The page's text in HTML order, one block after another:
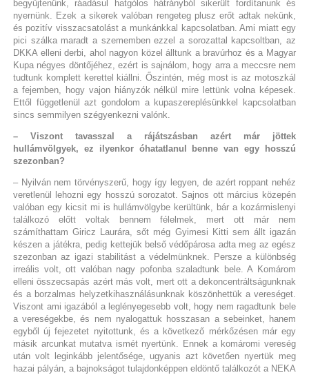
begyűjtenünk, ráadásul hatgólos hátrányból sikerült fordítanunk és
nyernünk. Ezek a sikerek valóban rengeteg plusz erőt adtak nekünk,
és pozitív visszacsatolást a munkánkkal kapcsolatban. Ami miatt egy
pici szálka maradt a szememben ezzel a sorozattal kapcsoltban, az
DKKA elleni derbi, ahol nagyon közel álltunk a bravúrhoz és a Magyar
Kupa négyes döntőjéhez, ezért is sajnálom, hogy arra a meccsre nem
tudtunk komplett kerettel kiállni. Őszintén, még most is az motoszkál
a fejemben, hogy vajon hiányzók nélkül mire lettünk volna képesek.
Ettől függetlenül azt gondolom a kupaszereplésünkkel kapcsolatban
sincs semmilyen szégyenkezni valónk.
– Viszont tavasszal a rájátszásban azért már jöttek
hullámvölgyek, ez ilyenkor óhatatlanul benne van egy hosszú
szezonban?
– Nyilván nem törvényszerű, hogy így legyen, de azért roppant nehéz
veretlenül lehozni egy hosszú sorozatot. Sajnos ott március közepén
valóban egy kicsit mi is hullámvölgybe kerültünk, bár a kozármislenyi
találkozó előtt voltak bennem félelmek, mert ott már nem
számíthattam Giricz Laurára, sőt még Gyimesi Kitti sem állt igazán
készen a játékra, pedig kettejük belső védőpárosa adta meg az egész
szezonban az igazi stabilitást a védelmünknek. Persze a különbség
irreális volt, ott valóban nagy pofonba szaladtunk bele. A Komárom
elleni összecsapás azért más volt, mert ott a dekoncentráltságunknak
és a borzalmas helyzetkihasználásunknak köszönhettük a vereséget.
Viszont ami igazából a leglényegesebb volt, hogy nem ragadtunk bele
a vereségekbe, és nem nyalogattuk hosszasan a sebeinket, hanem
egyből új fejezetet nyitottunk, és a következő mérkőzésen már egy
másik arcunkat mutatva ismét nyertünk. Ennek a komáromi vereség
után volt leginkább jelentősége, ugyanis azt követően nyertük meg
hazai pályán, a bajnokságot tulajdonképpen eldöntő találkozót a NEKA